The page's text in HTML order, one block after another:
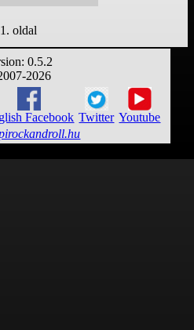
1. oldal
0.5.2
2026
Facebook Twitter Youtube